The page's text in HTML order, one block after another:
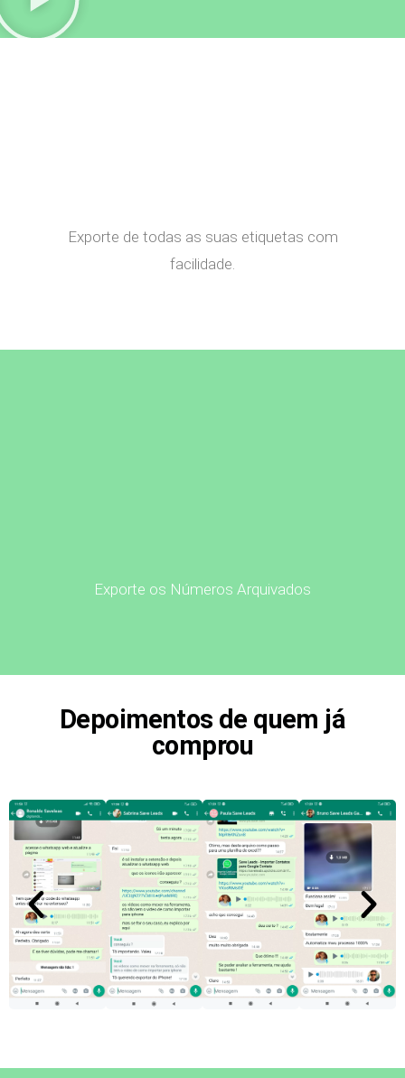
Exporte de todas as suas etiquetas com
facilidade.
Exporte os Números Arquivados
Depoimentos de quem já
comprou